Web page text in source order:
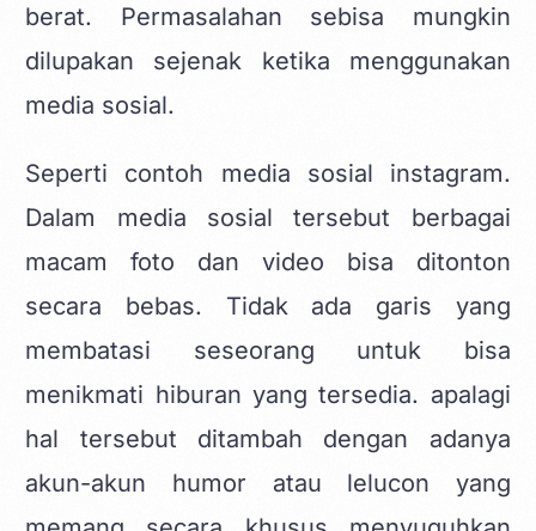
berat. Permasalahan sebisa mungkin
dilupakan sejenak ketika menggunakan
media sosial.
Seperti contoh media sosial instagram.
Dalam media sosial tersebut berbagai
macam foto dan video bisa ditonton
secara bebas. Tidak ada garis yang
membatasi seseorang untuk bisa
menikmati hiburan yang tersedia. apalagi
hal tersebut ditambah dengan adanya
akun-akun humor atau lelucon yang